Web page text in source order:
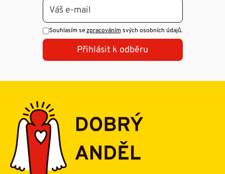
Souhlasím sezpracovánímsvých osobních údajů.
Přihlásit k odběru